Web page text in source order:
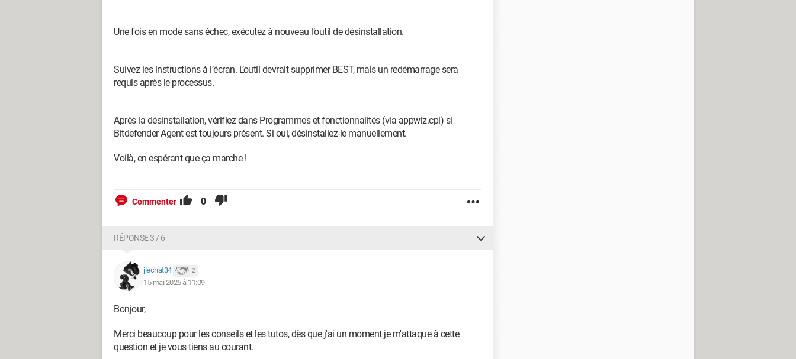
Une fois en mode sans échec, exécutez à nouveau l’outil de désinstallation.
Suivez les instructions à l’écran. L’outil devrait supprimer BEST, mais un redémarrage sera
requis après le processus.
Après la désinstallation, vérifiez dans Programmes et fonctionnalités (via appwiz.cpl) si
Bitdefender Agent est toujours présent. Si oui, désinstallez-le manuellement.
Voilà, en espérant que ça marche !
Commenter 0
RÉPONSE 3 / 6
jlechat34 2
15 mai 2025 à 11:09
Bonjour,
Merci beaucoup pour les conseils et les tutos, dès que j'ai un moment je m'attaque à cette
question et je vous tiens au courant.